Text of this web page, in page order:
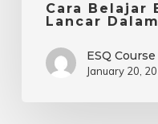
Cara Belajar
Lancar
ESQ Course
January 20,